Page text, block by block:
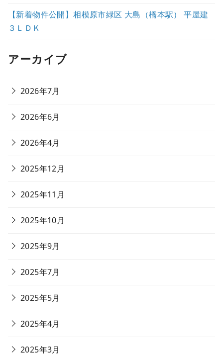
【新着物件公開】相模原市緑区 大島（橋本駅） 平屋建
３ＬＤＫ
アーカイブ
2026年7月
2026年6月
2026年4月
2025年12月
2025年11月
2025年10月
2025年9月
2025年7月
2025年5月
2025年4月
2025年3月